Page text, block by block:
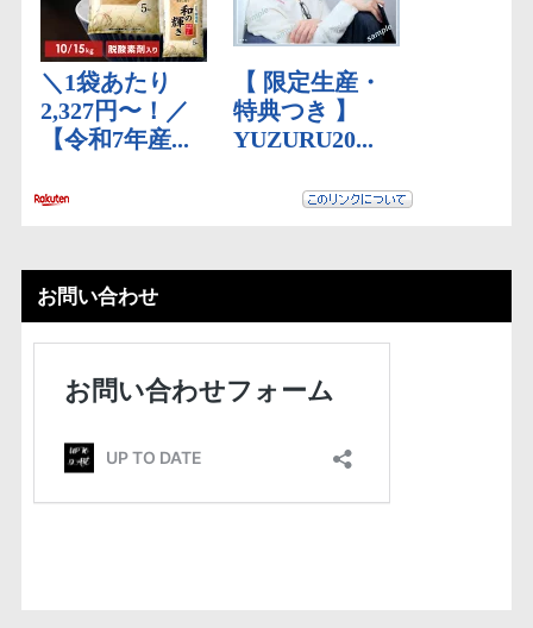
お問い合わせ